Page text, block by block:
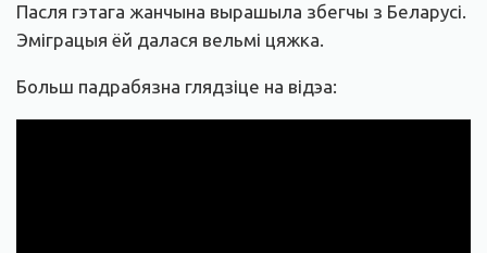
Пасля гэтага жанчына вырашыла збегчы з Беларусі.
Эміграцыя ёй далася вельмі цяжка.
Больш падрабязна глядзіце на відэа: